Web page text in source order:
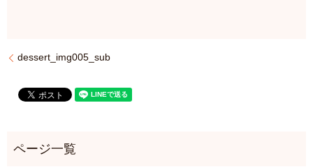
dessert_img005_sub